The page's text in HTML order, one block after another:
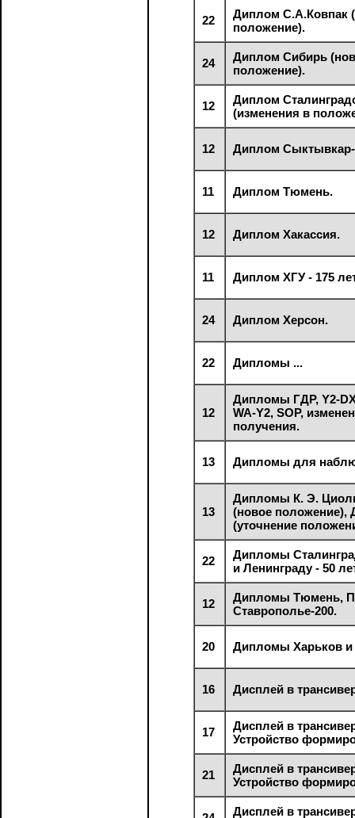
22
Диплом С.А.Ковпак
положение).
24
Диплом Сибирь
положение).
12
Диплом
(изменения в
12 Диплом Сыктывкар-
11 Диплом Тюмень.
12 Диплом Хакассия.
11 Диплом ХГУ - 175
24 Диплом Херсон.
22 Дипломы ...
12
Дипломы ГДР, Y2-
WA-Y2, SOP,
получения.
13 Дипломы для
13
Дипломы К. Э.
(новое положение),
(уточнение
22
Дипломы
и Ленинграду - 50
12
Дипломы Тюмень,
Ставрополье-200.
20 Дипломы Харьков и
16 Дисплей в
17
Дисплей в
Устройство
21
Дисплей в
Устройство
Дисплей в